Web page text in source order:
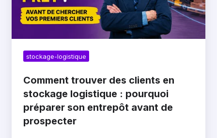
pourquoi
préparer
son
entrepôt
stockage-logistique
Comment trouver des clients en
stockage logistique : pourquoi
préparer son entrepôt avant de
prospecter